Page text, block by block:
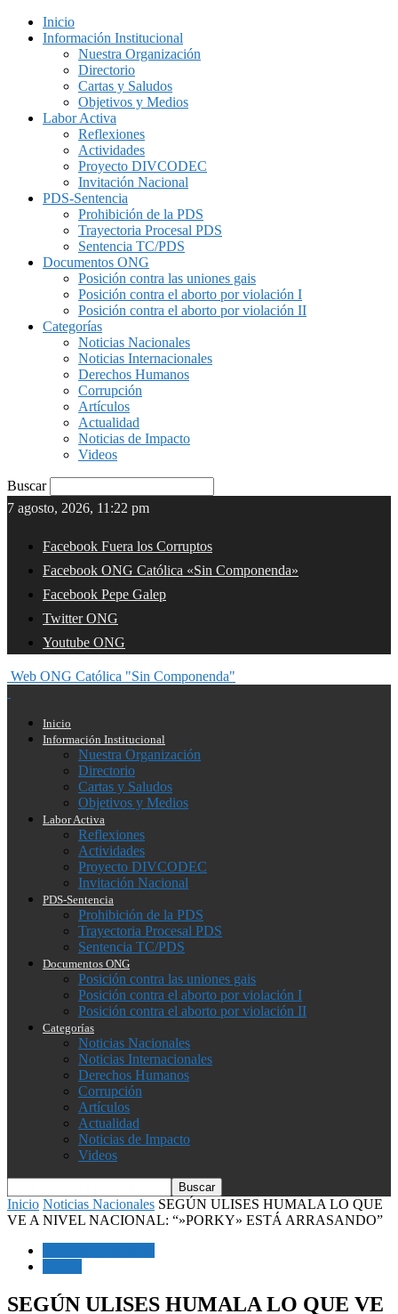
Inicio
Información Institucional
Nuestra Organización
Directorio
Cartas y Saludos
Objetivos y Medios
Labor Activa
Reflexiones
Actividades
Proyecto DIVCODEC
Invitación Nacional
PDS-Sentencia
Prohibición de la PDS
Trayectoria Procesal PDS
Sentencia TC/PDS
Documentos ONG
Posición contra las uniones gais
Posición contra el aborto por violación I
Posición contra el aborto por violación II
Categorías
Noticias Nacionales
Noticias Internacionales
Derechos Humanos
Corrupción
Artículos
Actualidad
Noticias de Impacto
Videos
Buscar
7 agosto, 2026, 11:22 pm
Facebook Fuera los Corruptos
Facebook ONG Católica «Sin Componenda»
Facebook Pepe Galep
Twitter ONG
Youtube ONG
Web ONG Católica "Sin Componenda"
Inicio
Información Institucional
Nuestra Organización
Directorio
Cartas y Saludos
Objetivos y Medios
Labor Activa
Reflexiones
Actividades
Proyecto DIVCODEC
Invitación Nacional
PDS-Sentencia
Prohibición de la PDS
Trayectoria Procesal PDS
Sentencia TC/PDS
Documentos ONG
Posición contra las uniones gais
Posición contra el aborto por violación I
Posición contra el aborto por violación II
Categorías
Noticias Nacionales
Noticias Internacionales
Derechos Humanos
Corrupción
Artículos
Actualidad
Noticias de Impacto
Videos
Inicio Noticias Nacionales SEGÚN ULISES HUMALA LO QUE
VE A NIVEL NACIONAL: “»PORKY» ESTÁ ARRASANDO”
SEGÚN ULISES HUMALA LO QUE VE